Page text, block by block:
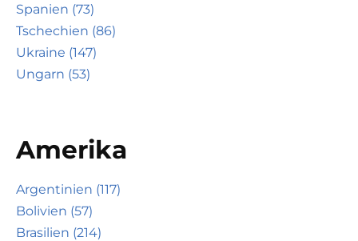
Spanien (73)
Tschechien (86)
Ukraine (147)
Ungarn (53)
Amerika
Argentinien (117)
Bolivien (57)
Brasilien (214)